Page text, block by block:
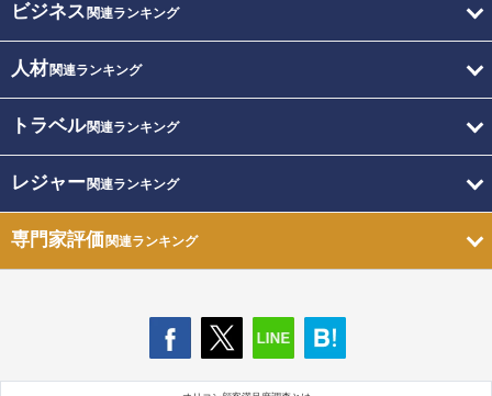
ビジネス 関連ランキング
人材関連ランキング
トラベル関連ランキング
レジャー関連ランキング
専門家評価関連ランキング